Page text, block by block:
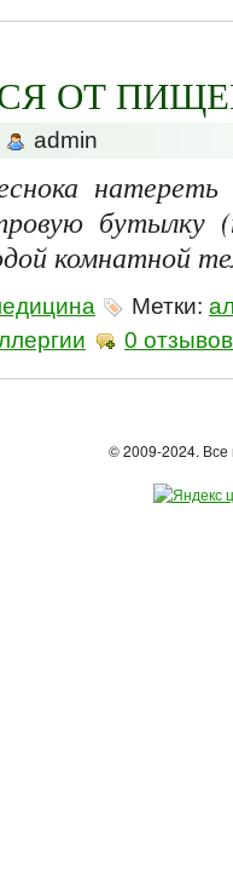
ОТ
admin
бутылку
комнатной
Метки:
0
© 2009-2024.